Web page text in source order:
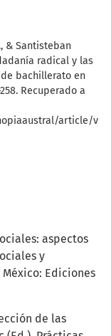
& Santisteban
radical y las
bachillerato en
Recuperado a
article/v
aspectos
y
México: Ediciones
de las